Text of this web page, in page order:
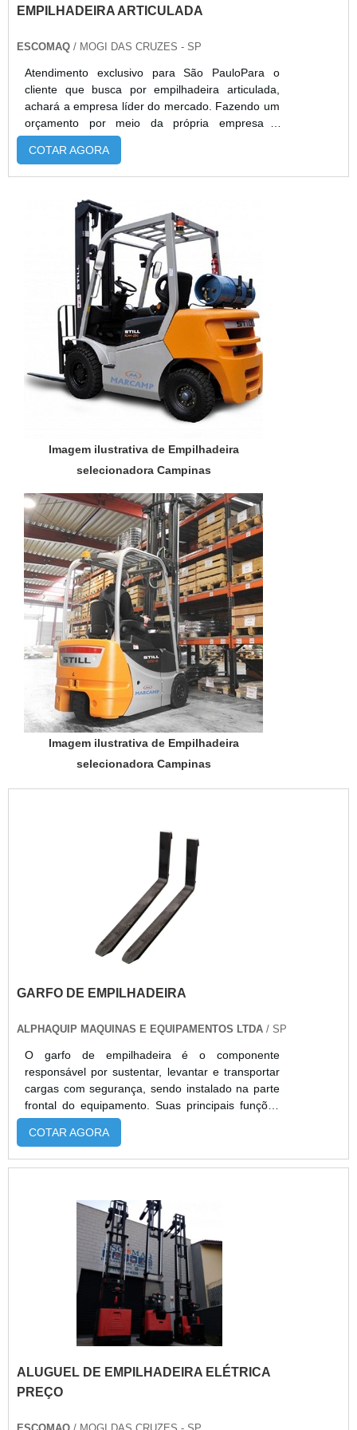
EMPILHADEIRA ARTICULADA
ESCOMAQ / MOGI DAS CRUZES - SP
Atendimento exclusivo para São PauloPara o
cliente que busca por empilhadeira articulada,
achará a empresa líder do mercado. Fazendo um
orçamento por meio da própria empresa e
achando a melhor em qualidade e custo
benefício. Quando a busca é por empilhadeira
os resultados dos clientes.DIFERENCIAIS
IMPORTANTES DE EMPILHADEIRA
ARTICULADAHá muitas manei...
COTAR AGORA
Imagem ilustrativa de Empilhadeira
selecionadora Campinas
Imagem ilustrativa de Empilhadeira
selecionadora Campinas
GARFO DE EMPILHADEIRA
ALPHAQUIP MAQUINAS E EQUIPAMENTOS LTDA / SP
O garfo de empilhadeira é o componente
responsável por sustentar, levantar e transportar
cargas com segurança, sendo instalado na parte
frontal do equipamento. Suas principais funções
incluem elevar, abaixar e movimentar materiais
em armazéns, fábricas ou centros logísticos.
reforçados, ajustáveis e especiais, com
5.000 kg. Alugar garfos oferece flexibilidade,
redução de custos, agilidade na troca e acesso a
modelos atualizados, ideais para operações
temporárias ou variadas. A Alphaquip disponibiliza
diferentes medidas, equipamentos revisados,
suporte técnico e entrega rápida para garantir
eficiência e segurança nas operações.
COTAR AGORA
ALUGUEL DE EMPILHADEIRA ELÉTRICA
PREÇO